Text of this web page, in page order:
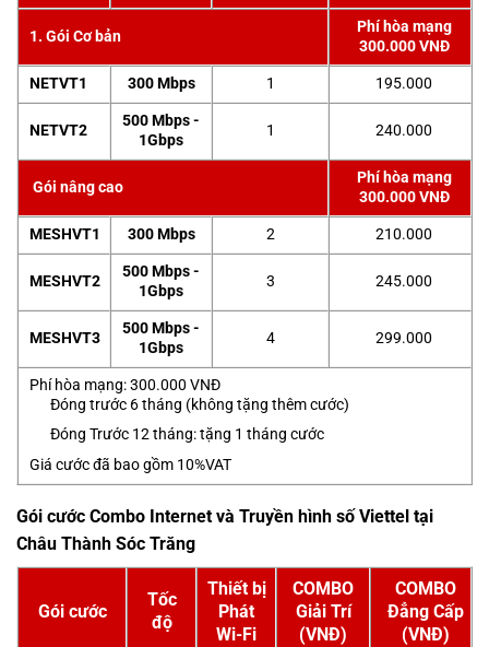
1. Gói Cơ bản
Phí hòa mạng
300.000 VNĐ
NETVT1
300 Mbps 1 195.000
NETVT2
500 Mbps -
1Gbps
1 240.000
Gói nâng cao
Phí hòa mạng
300.000 VNĐ
MESHVT1
300 Mbps 2 210.000
MESHVT2
500 Mbps -
1Gbps
3 245.000
MESHVT3
500 Mbps -
1Gbps
4 299.000
Phí hòa mạng: 300.000 VNĐ
Đóng trước 6 tháng (không tặng thêm cước)
Đóng Trước 12 tháng: tặng 1 tháng cước
Giá cước đã bao gồm 10%VAT
Gói cước Combo Internet và Truyền hình số Viettel tại
Châu Thành Sóc Trăng
Gói cước
Tốc
độ
Thiết bị
Phát
Wi-Fi
COMBO
Giải Trí
(VNĐ)
COMBO
Đẳng Cấp
(VNĐ)